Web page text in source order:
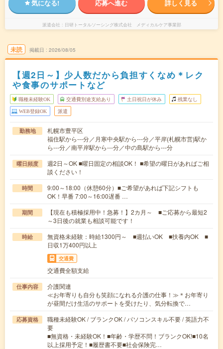
気になる! 応募へ進む 詳しく見る
派遣会社 日研トータルソーシング株式会社 メディカルケア事業部
未読 掲載日 2026/08/05
【週2日～】少人数だから負担すくなめ＊レク
や食事のサポートなど
職種未経験OK 交通費別途支給あり 土日祝日が休み 残業なし
WEB登録OK 派遣
勤務地
札幌市豊平区
福住駅から---分／月寒中央駅から---分／平岸(札幌市営)駅か
ら---分／南平岸駅から---分／中の島駅から---分
曜日頻度
週2日～OK ■曜日固定の相談OK！ ■希望の曜日があればご相
談ください！
時間
9:00～18:00（休憩60分）■ご希望があれば下記シフトも
OK！早番 7:00～16:00遅番 …
期間
【現在も積極採用中！急募！】2カ月～ ■ご応募から最短2
～3日後の就業も相談可能です！
時給
無資格未経験：時給1300円～ ■週払いOK ■扶養内OK ■
日収1万400円以上
交通費
交通費全額支給
仕事内容
介護関連
≪お年寄りも自分も笑顔になれる介護の仕事！≫＊お年寄り
が昼間だけ生活のサポートを受けたり、気分転換で…
応募資格
職種未経験OK / ブランクOK / パソコンスキル不要 / 英語力不
要
■無資格・未経験OK！■年齢・学歴不問！ブランクOK!■10名
以上採用予定！■履歴書不要■社会保険完…